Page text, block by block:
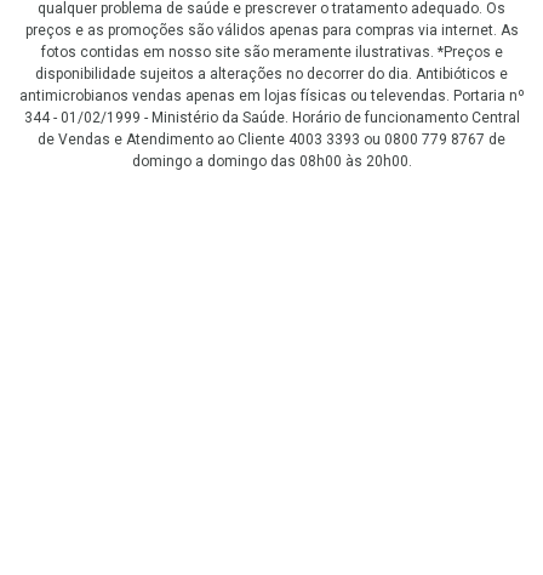
qualquer problema de saúde e prescrever o tratamento adequado. Os
preços e as promoções são válidos apenas para compras via internet. As
fotos contidas em nosso site são meramente ilustrativas. *Preços e
disponibilidade sujeitos a alterações no decorrer do dia. Antibióticos e
antimicrobianos vendas apenas em lojas físicas ou televendas. Portaria nº
344 - 01/02/1999 - Ministério da Saúde. Horário de funcionamento Central
de Vendas e Atendimento ao Cliente 4003 3393 ou 0800 779 8767 de
domingo a domingo das 08h00 às 20h00.